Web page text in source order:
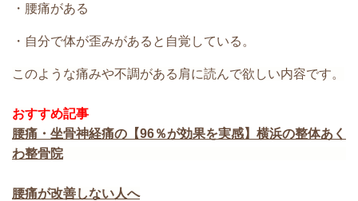
・腰痛がある
・自分で体が歪みがあると自覚している。
このような痛みや不調がある肩に読んで欲しい内容です。
おすすめ記事
腰痛・坐骨神経痛の【96％が効果を実感】横浜の整体あく
わ整骨院
腰痛が改善しない人へ